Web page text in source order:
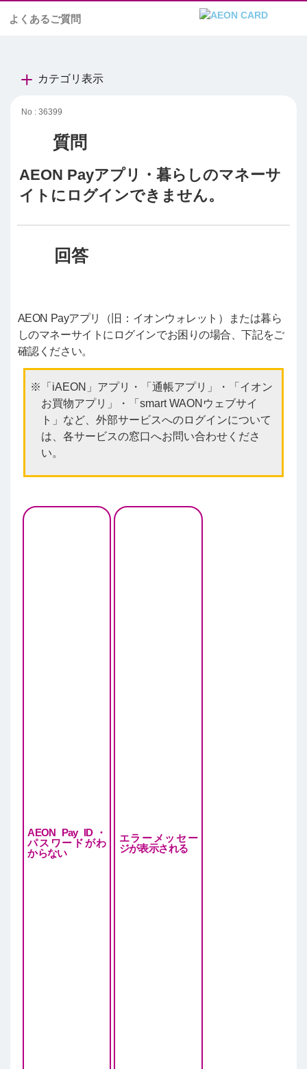
よくあるご質問
カテゴリ表示
No : 36399
AEON Payアプリ・暮らしのマネーサ
イトにログインできません。
AEON Payアプリ（旧：イオンウォレット）または暮ら
しのマネーサイトにログインでお困りの場合、下記をご
確認ください。
「iAEON」アプリ・「通帳アプリ」・「イオン
お買物アプリ」・「smart WAONウェブサイ
ト」など、外部サービスへのログインについて
は、各サービスの窓口へお問い合わせくださ
い。
AEON Pay ID・
パスワードがわ
からない
エラーメッセー
ジが表示される